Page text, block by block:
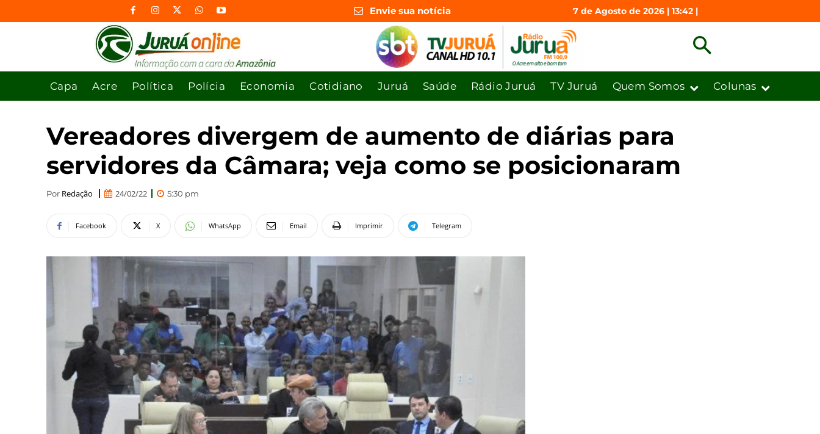
Envie sua notícia 7 de Agosto de 2026 | 13:42 |
Capa Acre Política Polícia Economia Cotidiano Juruá Saúde Rádio Juruá TV Juruá Quem Somos Colunas
Vereadores divergem de aumento de diárias para
servidores da Câmara; veja como se posicionaram
Por Redação 24/02/22 5:30 pm
Facebook X WhatsApp Email Imprimir Telegram